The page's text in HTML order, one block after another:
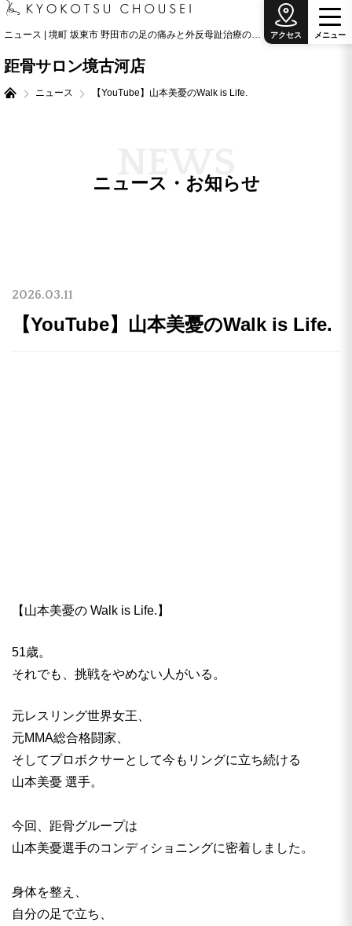
ニュース | 境町 坂東市 野田市の足の痛みと外反母趾治療の専門院
距骨サロン境古河店
ニュース 【YouTube】山本美憂のWalk is Life.
メニ ュ ー
アクセス
ニュース・お知らせ
W S
2026.03.11
【YouTube】山本美憂のWalk is Life.
【山本美憂の Walk is Life.】
51歳。
それでも、挑戦をやめない人がいる。
元レスリング世界女王、
元MMA総合格闘家、
そしてプロボクサーとして今もリングに立ち続ける
山本美憂 選手。
今回、距骨グループは
山本美憂選手のコンディショニングに密着しました。
身体を整え、
自分の足で立ち、